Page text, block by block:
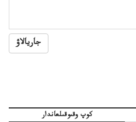
جاريالاۋ
كوپ وقىوقىلعاندار